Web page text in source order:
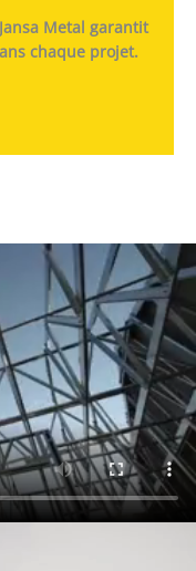
Metal garantit
chaque projet.